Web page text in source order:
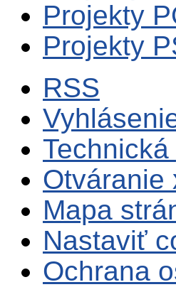
Projekty
Projekty
RSS
Otváranie
Mapa
Nastaviť
Ochrana